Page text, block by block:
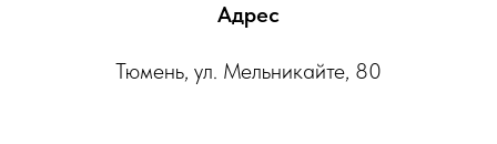
Адрес
Тюмень, ул. Мельникайте, 80